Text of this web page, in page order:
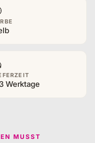
Werktage
MUSST